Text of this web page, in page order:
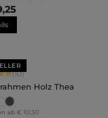
Bewertung von 5
(10)
Holz Thea
ab € 10,30